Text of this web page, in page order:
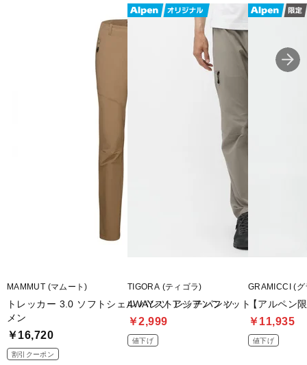
■素材：Mammut SOFtechTM ナイロン85％ ポリウレタン15％
■2025 Spring＆Summer モデル
※ブラウザやお使いのモニター環境により、掲載画像と実際の商品
の色味が若干異なる場合がございます。
■メーカー型番：1021-00800
MAMMUT (マムート)
トレッカー 3.0 ソフトシェル パンツ アジアンフィット
メン
￥16,720
割引クーポン
TIGORA (ティゴラ)
4WAYストレッチパンツ
￥2,999
値下げ
GRAMICCI (グ
【アルペン
￥11,935
値下げ